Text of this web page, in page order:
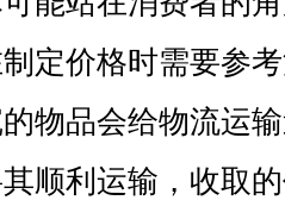
定价格时需要参
物品会给物流运
顺利运输，收取